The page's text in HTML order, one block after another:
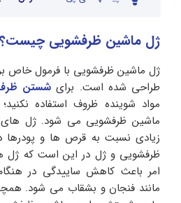
ژل ماشین ظرفشویی چیست؟
ژل ماشین ظرفشویی با فرمول خاص
طراحی شده است. برای شستن
مواد شوینده ظروف استفاده
ماشین ظرفشویی می شود. ژل های
زیادی نسبت به قرص ها و پودرها
ظرفشویی و ژل در این است که ژل
امر باعث کاهش ساییدگی در
مانند فنجان و بشقاب می شود.